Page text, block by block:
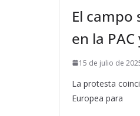
El campo
en la
15 de julio de
La protesta
Europea para